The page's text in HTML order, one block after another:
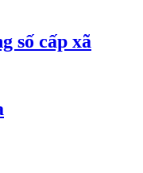
số cấp xã